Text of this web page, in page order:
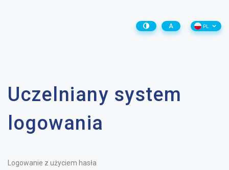
A PL
Uczelniany system
logowania
Logowanie z użyciem hasła